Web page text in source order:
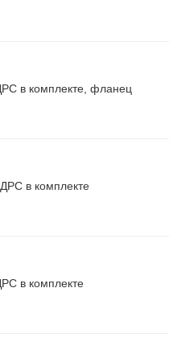
в комплекте, фланец
в комплекте
в комплекте